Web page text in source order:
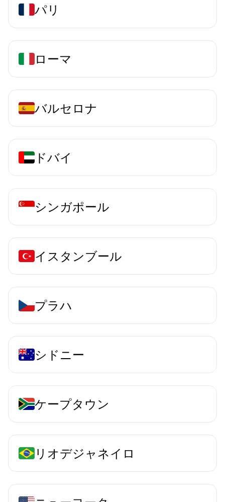
パリ
ローマ
バルセロナ
ドバイ
シンガポール
イスタンブール
プラハ
シドニー
ケープタウン
リオデジャネイロ